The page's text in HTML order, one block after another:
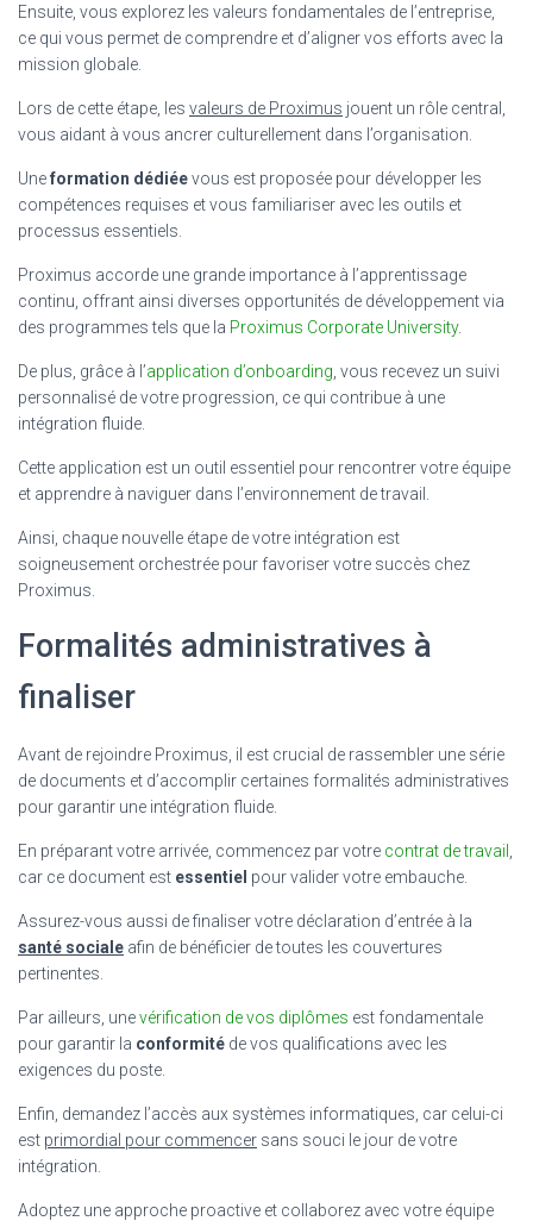
Ensuite, vous explorez les valeurs fondamentales de l’entreprise,
ce qui vous permet de comprendre et d’aligner vos efforts avec la
mission globale.
Lors de cette étape, les valeurs de Proximus jouent un rôle central,
vous aidant à vous ancrer culturellement dans l’organisation.
Uneformation dédiéevous est proposée pour développer les
compétences requises et vous familiariser avec les outils et
processus essentiels.
Proximus accorde une grande importance à l’apprentissage
continu, offrant ainsi diverses opportunités de développement via
des programmes tels que la Proximus Corporate University.
De plus, grâce à l’application d’onboarding , vous recevez un suivi
personnalisé de votre progression, ce qui contribue à une
intégration fluide.
Cette application est un outil essentiel pour rencontrer votre équipe
et apprendre à naviguer dans l’environnement de travail.
Ainsi, chaque nouvelle étape de votre intégration est
soigneusement orchestrée pour favoriser votre succès chez
Proximus.
Formalités administratives à
finaliser
Avant de rejoindre Proximus, il est crucial de rassembler une série
de documents et d’accomplir certaines formalités administratives
pour garantir une intégration fluide.
En préparant votre arrivée, commencez par votre contrat de travail
car ce document est essentiel pour valider votre embauche.
Assurez-vous aussi de finaliser votre déclaration d’entrée à la
santé sociale afin de bénéficier de toutes les couvertures
pertinentes.
Par ailleurs, unevérification de vos diplômes est fondamentale
pour garantir la conformité de vos qualifications avec les
exigences du poste.
Enfin, demandez l’accès aux systèmes informatiques, car celui-ci
est primordial pour commencer sans souci le jour de votre
intégration.
Adoptez une approche proactive et collaborez avec votre équipe